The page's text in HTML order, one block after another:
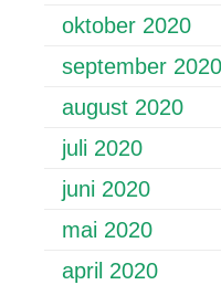
oktober 2020
september 2020
august 2020
juli 2020
juni 2020
mai 2020
april 2020